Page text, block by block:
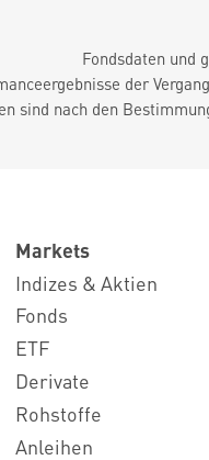
Fondsdaten und
der
sind nach den
Markets
Indizes & Aktien
Fonds
ETF
Derivate
Rohstoffe
Anleihen